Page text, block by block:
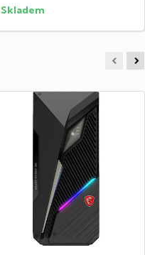
Skladem